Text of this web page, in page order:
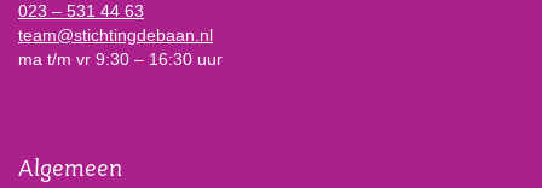
023 – 531 44 63
team@stichtingdebaan.nl
ma t/m vr 9:30 – 16:30 uur
Algemeen